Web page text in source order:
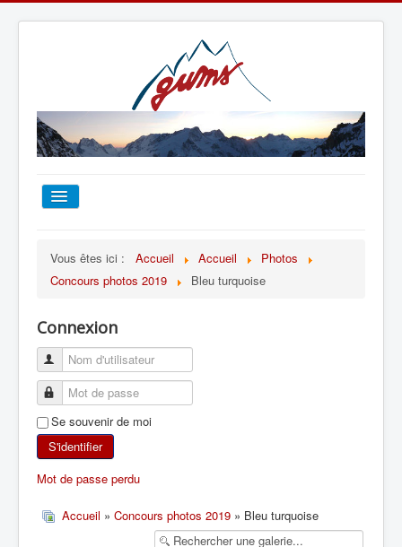
TOUT SUR LE GUMS
ESCALADE
ALPINISME
SKI DE RANDONNÉE
RANDONNÉE SPORTIVE
Vous êtes ici : Accueil Accueil
Photos
Concours photos 2019
Bleu turquoise
Connexion
Se souvenir de moi
S'identifier
Mot de passe perdu
Accueil » Concours photos 2019 » Bleu turquoise